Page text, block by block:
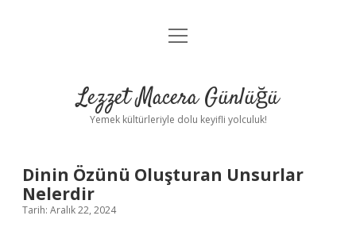
Anasayfa
Yasal Uyarı
menüyü
Lezzet Macera Günlüğü
Yemek kültürleriyle dolu keyifli yolculuk!
Dinin Özünü Oluşturan Unsurlar
Nelerdir
Tarih: Aralık 22, 2024